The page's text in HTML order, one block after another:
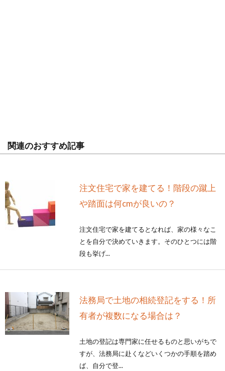
関連のおすすめ記事
注文住宅で家を建てる！階段の蹴上
や踏面は何cmが良いの？
注文住宅で家を建てるとなれば、家の様々なこ
とを自分で決めていきます。そのひとつには階
段も挙げ...
法務局で土地の相続登記をする！所
有者が複数になる場合は？
土地の登記は専門家に任せるものと思いがちで
すが、法務局に赴くなどいくつかの手順を踏め
ば、自分で登...